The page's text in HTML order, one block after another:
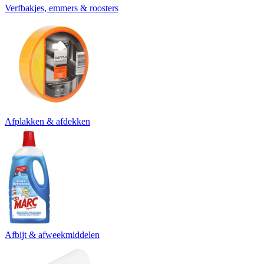
Verfbakjes, emmers & roosters
Afplakken & afdekken
Afbijt & afweekmiddelen